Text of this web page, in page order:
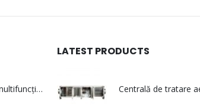
Controler PID multifuncțional - DPT Ctrl
LATEST PRODUCTS